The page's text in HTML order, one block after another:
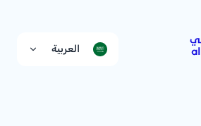
العربية